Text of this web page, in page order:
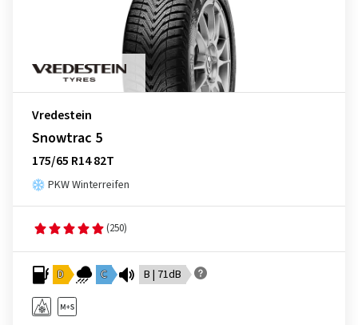
Vredestein
Snowtrac 5
175/65 R14 82T
PKW Winterreifen
(250)
D C B | 71dB